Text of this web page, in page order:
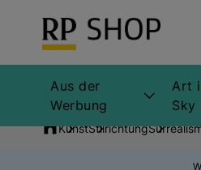
Aus der
Werbung
Art
KunstStilrichtung